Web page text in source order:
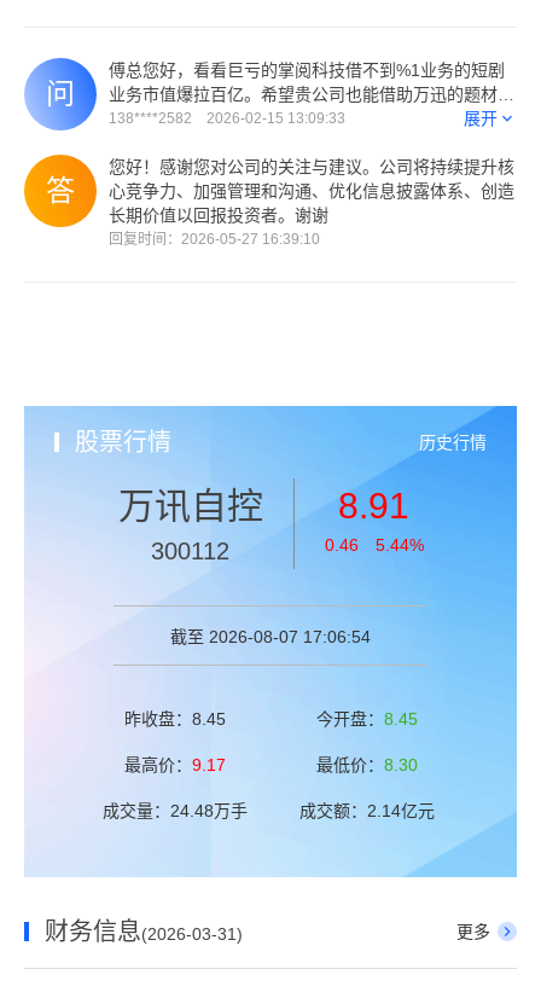
傅总您好，看看巨亏的掌阅科技借不到%1业务的短剧
业务市值爆拉百亿。希望贵公司也能借助万迅的题材契
机提升公司的市场关注度，没有市值规模做大做强就是
对品牌的伤害。今年能为投资者带来好的回报，毕竟利
用市场充沛的流动性提升企业市场关注度是件双赢的
事。
138****2582 2026-02-15 13:09:33 展开
您好！感谢您对公司的关注与建议。公司将持续提升核
心竞争力、加强管理和沟通、优化信息披露体系、创造
长期价值以回报投资者。谢谢
回复时间：2026-05-27 16:39:10
股票行情 历史行情
万讯自控
300112
8.91
0.46 5.44%
截至 2026-08-07 17:06:54
昨收盘：8.45 今开盘： 8.45
最高价： 9.17 最低价： 8.30
成交量：24.48万手 成交额：2.14亿元
财务信息(2026-03-31) 更多